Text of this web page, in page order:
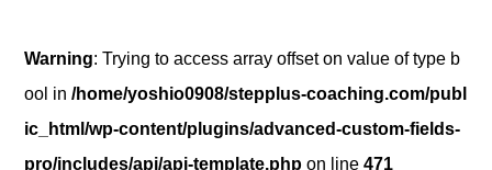
Warning: Trying to access array offset on value of type b
ool in/home/yoshio0908/stepplus-coaching.com/publ
ic_html/wp-content/plugins/advanced-custom-fields-
pro/includes/api/api-template.php on line471